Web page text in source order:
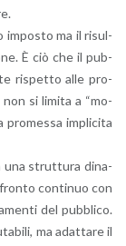
im­po­sto ma il ri­sul­
È ciò che il pub­
ri­spet­to alle pro­
si li­mi­ta a “mo­
pro­mes­sa im­pli­ci­ta
una strut­tu­ra di­na­
con­ti­nuo con
del pub­bli­co.
ma adat­ta­re il